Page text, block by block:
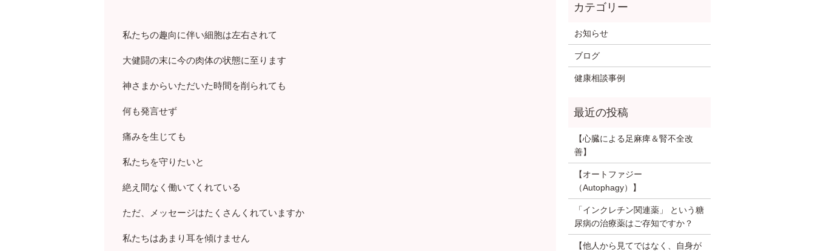
私たちの趣向に伴い細胞は左右されて
大健闘の末に今の肉体の状態に至ります
神さまからいただいた時間を削られても
何も発言せず
痛みを生じても
私たちを守りたいと
絶え間なく働いてくれている
ただ、メッセージはたくさんくれていますか
私たちはあまり耳を傾けません
お知らせ
ブログ
健康相談事例
【心臓による足麻痺＆腎不全改
善】
【オートファジー
（Autophagy）】
「インクレチン関連薬」 という糖
尿病の治療薬はご存知ですか？
【他人から見てではなく、自身が